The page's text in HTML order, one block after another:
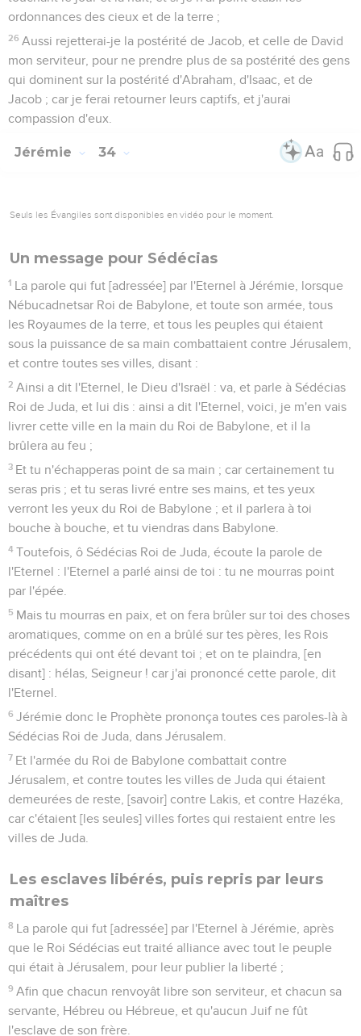
ordonnances des cieux et de la terre ;
26 Aussi rejetterai-je la postérité de Jacob, et celle de David
mon serviteur, pour ne prendre plus de sa postérité des gens
qui dominent sur la postérité d'Abraham, d'Isaac, et de
Jacob ; car je ferai retourner leurs captifs, et j'aurai
compassion d'eux.
Jérémie 34
Seuls les Évangiles sont disponibles en vidéo pour le moment.
Un message pour Sédécias
1 La parole qui fut [adressée] par l'Eternel à Jérémie, lorsque
Nébucadnetsar Roi de Babylone, et toute son armée, tous
les Royaumes de la terre, et tous les peuples qui étaient
sous la puissance de sa main combattaient contre Jérusalem,
et contre toutes ses villes, disant :
2 Ainsi a dit l'Eternel, le Dieu d'Israël : va, et parle à Sédécias
Roi de Juda, et lui dis : ainsi a dit l'Eternel, voici, je m'en vais
livrer cette ville en la main du Roi de Babylone, et il la
brûlera au feu ;
3 Et tu n'échapperas point de sa main ; car certainement tu
seras pris ; et tu seras livré entre ses mains, et tes yeux
verront les yeux du Roi de Babylone ; et il parlera à toi
bouche à bouche, et tu viendras dans Babylone.
4 Toutefois, ô Sédécias Roi de Juda, écoute la parole de
l'Eternel : l'Eternel a parlé ainsi de toi : tu ne mourras point
par l'épée.
5 Mais tu mourras en paix, et on fera brûler sur toi des choses
aromatiques, comme on en a brûlé sur tes pères, les Rois
précédents qui ont été devant toi ; et on te plaindra, [en
disant] : hélas, Seigneur ! car j'ai prononcé cette parole, dit
l'Eternel.
6 Jérémie donc le Prophète prononça toutes ces paroles-là à
Sédécias Roi de Juda, dans Jérusalem.
7 Et l'armée du Roi de Babylone combattait contre
Jérusalem, et contre toutes les villes de Juda qui étaient
demeurées de reste, [savoir] contre Lakis, et contre Hazéka,
car c'étaient [les seules] villes fortes qui restaient entre les
villes de Juda.
Les esclaves libérés, puis repris par leurs
maîtres
8 La parole qui fut [adressée] par l'Eternel à Jérémie, après
que le Roi Sédécias eut traité alliance avec tout le peuple
qui était à Jérusalem, pour leur publier la liberté ;
9 Afin que chacun renvoyât libre son serviteur, et chacun sa
servante, Hébreu ou Hébreue, et qu'aucun Juif ne fût
l'esclave de son frère.